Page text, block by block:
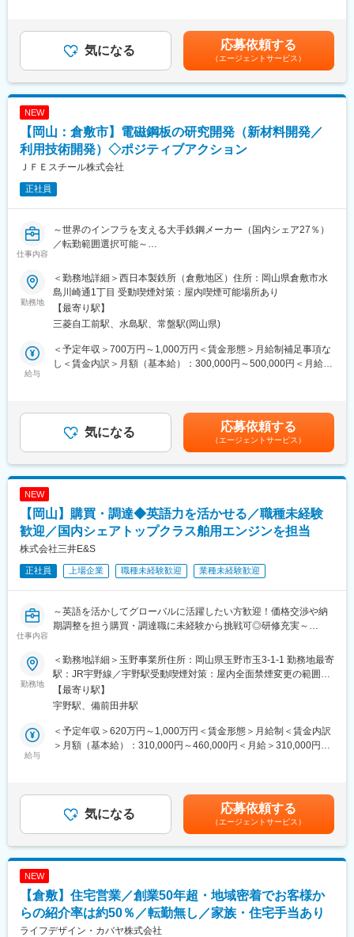
「こんな仕組みが必要」「こう改善したい」が即反映されること
業界でありがちな“サービス早出”は一切なし。
◎ 中途でも馴染みやすい環境
平均年齢44歳。落ち着いていて気さくな社員ばかりです。
新しい仲間を自然に受け入れる文化があります。
業のようなしがらみはなく、社長との距離も近いため、良いアイ
デアは即採用されます。自分の手で組織を成長させる面白さを実
変更の範囲：会社の定める業務
公共工事の施工管理から業務に慣れていただき、徐々に組織運営
にも携わっていただきます。
・公共工事の入札業務（書類作成・提出・関係機関との調整）
・メンバー育成・チームづくり
・新規部門の仕組みづくり・改善提案
※朝が早い仕事になりますが、早出分もきちんと残業代を支給され
るため、頑張った分が給与に返ってくる環境です。
全社45名が在籍しています。
平均年齢は44歳で、気さくなメンバーが多く、中途入社者が馴染
■働き方：
・工程管理の徹底により残業を抑制しています。現場の進捗や職
人さんの動きが見える化されているため、日々の作業を計画通り
に進めやすく、働く側の負担が少ないのが特徴です。
・直行直帰も可能。
現場の状況に応じて柔軟に動けるため、移動時間のムダを削減
◎ 創設メンバーとして事業に深く関われる
新規部門の立ち上げ期。あなたの経験がそのまま事業の基盤にな
も。
残業代として支給。頑張った分が正当に返ってきます。
◎当社では、現場の声が通りやすい環境を整えています。大手企
業のようなしがらみはなく、社長との距離も近いため、良いアイ
感できます。
額)は固定手当を含めた表記です。
気になる 応募依頼する
（エージェントサービス）
NEW
【岡山：倉敷市】電磁鋼板の研究開発（新材料開発／
利用技術開発）◇ポジティブアクション
ＪＦＥスチール株式会社
正社員
仕事内容
～世界のインフラを支える大手鉄鋼メーカー（国内シェア27％）
／転勤範囲選択可能～
■職務内容：
持続可能な社会の実現に向けて、資源リサイクルや副生成物有効
活用により、サステナブルな社会を目指した開発に取り組んでお
り、より開発に力を入れていきたいと考えております。鉄鋼製造
の工程で生成するスラグや製鉄工程に欠かせない耐火物など鉄鋼
にかかわる無機物・セラミックスに関する研究開発を担って頂き
ます。
実機試験）
◇操業条件やCO2発生量削減（断熱性）を考慮した耐火物の利用
技術開発
同社は鉄づくりとその技術を通して豊かな地球の未来に貢献して
いる会社です。変化の激しい素材業界であり新商品、DX（デジタ
ルトランスフォーメーション）、GX（グリーントランスフォーメ
ーション）などの観点で様々な研究開発を行っています。これら
の新領域における研究開発はもちろん、商品化や工場での工程
■ポジションの魅力：
験、知識を習得することが可能です。研究を追求する社員だけで
なく社内の他部署へ異動する社員も存在しており、個人の希望に
応じて様々なキャリア形成が可能です。
■転勤について：
全国拠点にて活躍の場を広げられるグローバル総合職（全国転勤
あり）と拠点を各エリアに絞って腰を据えて就業ができるリージ
◇働き方良好：全社の平均残業月27.5時間／フレックス制度、勤
怠状況をPCログにて労務管理
◇仕事と育児や介護の両立を支援：産休・育休取得がしやすい環
山・京浜）など
ーバルに活躍する為の研修など多様に準備（2）適正・希望などに
ジョブローテーション制度あり
勤務地
＜勤務地詳細＞西日本製鉄所（倉敷地区）住所：岡山県倉敷市水
島川崎通1丁目 受動喫煙対策：屋内喫煙可能場所あり
【最寄り駅】
三菱自工前駅、水島駅、常盤駅(岡山県)
給与
＜予定年収＞700万円～1,000万円＜賃金形態＞月給制補足事項な
し＜賃金内訳＞月額（基本給）：300,000円～500,000円＜月給＞
性があります。月給(月額)は固定手当を含めた表記です。
気になる 応募依頼する
（エージェントサービス）
NEW
【岡山】購買・調達◆英語力を活かせる／職種未経験
歓迎／国内シェアトップクラス舶用エンジンを担当
株式会社三井E&S
正社員 上場企業 職種未経験歓迎 業種未経験歓迎
仕事内容
～英語を活かしてグローバルに活躍したい方歓迎！価格交渉や納
期調整を担う購買・調達職に未経験から挑戦可◎研修充実～
当社の国内シェアNo.1を誇る大型舶用エンジンメーカーの同社に
て、調達を担当いただきます。
・担当製品：大型舶用エンジン製品
・調達先の選定（新規調達先の開拓含む）
・見積り取得、価格交渉、納期調整までの調達業務全般
・出張について：3ヶ月に1回程度国内・アジア圏（韓国・中国
等）
です。世界の物流を支える責任ある仕事で、困難を乗り越える達
成感と専門性の成長を実感できます
◎組織は若手中心で風通しが良く、相談や情報共有がしやすい職
入社後まずは、2週間座学で製品・業務フローについて学びます。
その後先輩についてOJTで育成します。概ね1年で独り立ちができ
るようなキャリアステップです。
勤務地
＜勤務地詳細＞玉野事業所住所：岡山県玉野市玉3-1-1 勤務地最寄
駅：JR宇野線／宇野駅受動喫煙対策：屋内全面禁煙変更の範囲：
会社の定める事業所
【最寄り駅】
宇野駅、備前田井駅
給与
＜予定年収＞620万円～1,000万円＜賃金形態＞月給制＜賃金内訳
＞月額（基本給）：310,000円～460,000円＜月給＞310,000円～
更になる場合もございます。■新卒入社モデル年収(大卒)：27歳
(入社5年目) 650万円 / 32歳(入社10年目) 870万円賃金はあくま
でも目安の金額であり、選考を通じて上下する可能性がありま
す。月給(月額)は固定手当を含めた表記です。
気になる 応募依頼する
（エージェントサービス）
NEW
【倉敷】住宅営業／創業50年超・地域密着でお客様か
らの紹介率は約50％／転勤無し／家族・住宅手当あり
ライフデザイン・カバヤ株式会社